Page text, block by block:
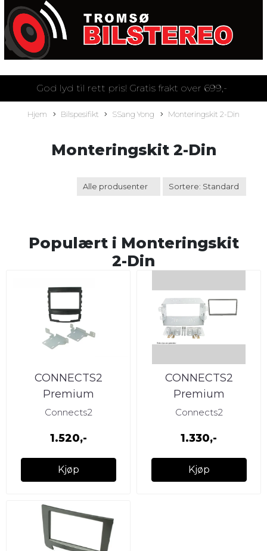
God lyd til rett pris! Gratis frakt over 699,-
Hjem Bilspesifikt SSang Yong Monteringskit 2-Din
Monteringskit 2-Din
Populært i Monteringskit
2-Din
CONNECTS2
Premium
monteringskit 2-DIN
(2010 -
Connects2
1.520,-
Kjøp
CONNECTS2
Premium
monteringskit 2-DIN
(2006-->)
Connects2
1.330,-
Kjøp